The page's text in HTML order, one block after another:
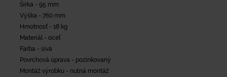
Šírka - 95 mm
Výška - 760 mm
Hmotnosť - 18 kg
Materiál - oceľ
Farba - sivá
Povrchová úprava - pozinkovaný
Montáž výrobku - nutná montáž